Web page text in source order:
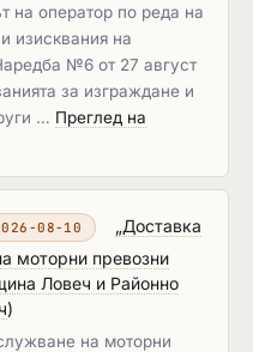
на оператор по реда на
изисквания на
№6 от 27 август
за изграждане и
… Преглед на
08-10
„Доставка
моторни превозни
Ловеч и Районно
)
на моторни